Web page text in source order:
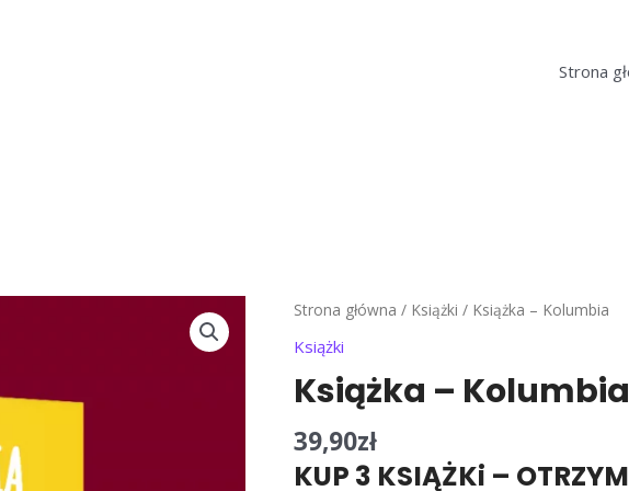
Strona
Strona główna / Książki / Książka – Kolumbia
Książki
Książka – Kolumbia
39,90zł
KUP 3 KSIĄŻKi –
ilość
Kolumbia